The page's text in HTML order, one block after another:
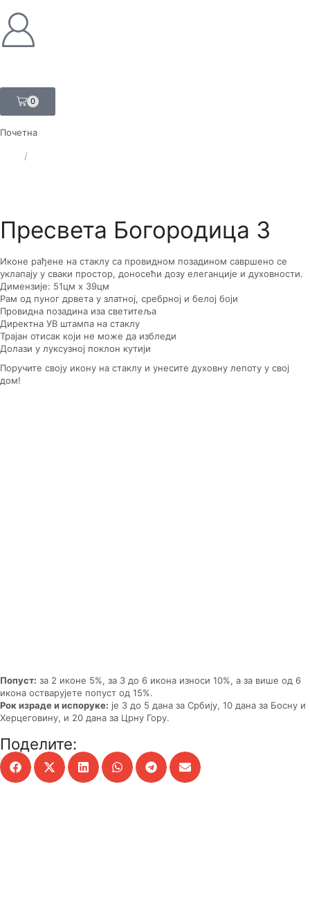
0
Почетна
/
Пресвета Богородица 3
Иконе рађене на стаклу са провидном позадином савршено се
уклапају у сваки простор, доносећи дозу елеганције и духовности.
Димензије: 51цм x 39цм
Рам од пуног дрвета у златној, сребрној и белој боји
Провидна позадина иза светитеља
Директна УВ штампа на стаклу
Трајан отисак који не може да избледи
Долази у луксузној поклон кутији
Поручите своју икону на стаклу и унесите духовну лепоту у свој
дом!
Попуст: за 2 иконе 5%, за 3 до 6 икона износи 10%, а за више од 6
икона остварујете попуст од 15%.
Рок израде и испоруке: је 3 до 5 дана за Србију, 10 дана за Босну и
Херцеговину, и 20 дана за Црну Гору.
Поделите: